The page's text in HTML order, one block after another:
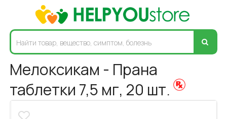
Мелоксикам - Прана
таблетки 7,5 мг, 20 шт.